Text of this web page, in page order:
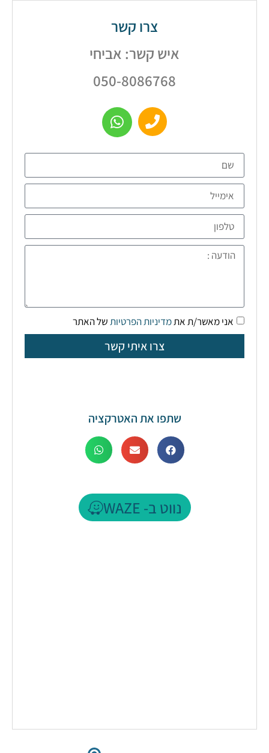
צרו קשר
איש קשר: אביחי
050-8086768
אני מאשר/ת אתמדיניות הפרטיותשל האתר
צרו איתי קשר
שתפו את האטרקציה
נווט ב- WAZE